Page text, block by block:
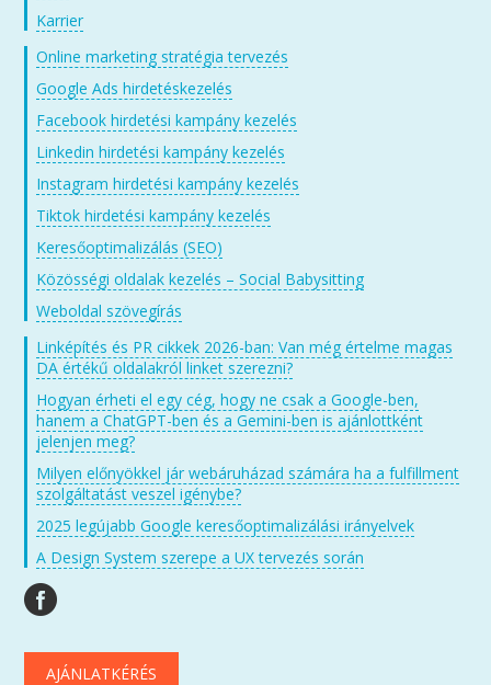
Karrier
Online marketing stratégia tervezés
Google Ads hirdetéskezelés
Facebook hirdetési kampány kezelés
Linkedin hirdetési kampány kezelés
Instagram hirdetési kampány kezelés
Tiktok hirdetési kampány kezelés
Keresőoptimalizálás (SEO)
Közösségi oldalak kezelés – Social Babysitting
Weboldal szövegírás
Linképítés és PR cikkek 2026-ban: Van még értelme magas
DA értékű oldalakról linket szerezni?
Hogyan érheti el egy cég, hogy ne csak a Google-ben,
hanem a ChatGPT-ben és a Gemini-ben is ajánlottként
jelenjen meg?
Milyen előnyökkel jár webáruházad számára ha a fulfillment
szolgáltatást veszel igénybe?
2025 legújabb Google keresőoptimalizálási irányelvek
A Design System szerepe a UX tervezés során
AJÁNLATKÉRÉS